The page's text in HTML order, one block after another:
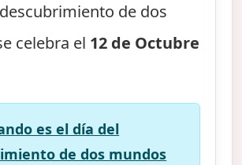
de dos
celebra el 12 de Octubre
es el día del
de dos mundos